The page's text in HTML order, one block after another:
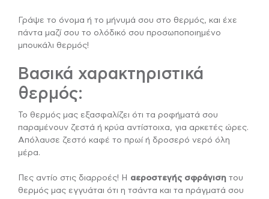
Γράψε το όνομα ή το μήνυμά σου στο θερμός, και έχε
πάντα μαζί σου το ολόδικό σου προσωποποιημένο
μπουκάλι θερμός!
Βασικά χαρακτηριστικά
θερμός:
Το θερμός μας εξασφαλίζει ότι τα ροφήματά σου
παραμένουν ζεστά ή κρύα αντίστοιχα, για αρκετές ώρες.
Απόλαυσε ζεστό καφέ το πρωί ή δροσερό νερό όλη
μέρα.
Πες αντίο στις διαρροές! Η αεροστεγής σφράγιση του
θερμός μας εγγυάται ότι η τσάντα και τα πράγματά σου